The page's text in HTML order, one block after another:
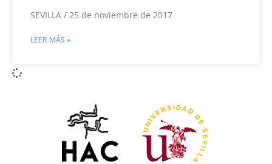
SEVILLA / 25 de noviembre de 2017
LEER MÁS »